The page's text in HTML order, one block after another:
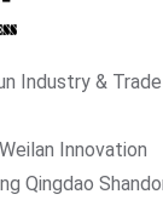
Industry & Trade
Innovation
Qingdao